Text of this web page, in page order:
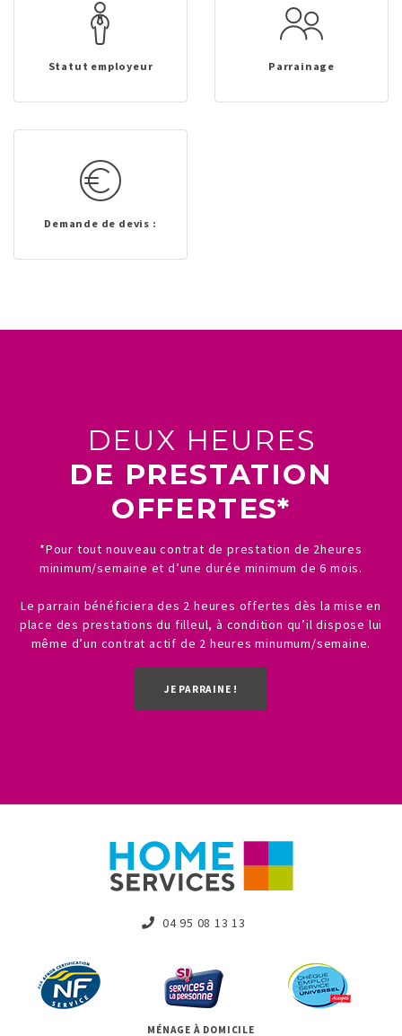
Statut employeur Parrainage
Demande de devis :
DEUX HEURES
DE PRESTATION
OFFERTES*
*Pour tout nouveau contrat de prestation de 2heures
minimum/semaine et d’une durée minimum de 6 mois.
Le parrain bénéficiera des 2 heures offertes dès la mise en
place des prestations du filleul, à condition qu’il dispose lui
même d’un contrat actif de 2 heures minumum/semaine.
JE PARRAINE !
04 95 08 13 13
MÉNAGE À DOMICILE